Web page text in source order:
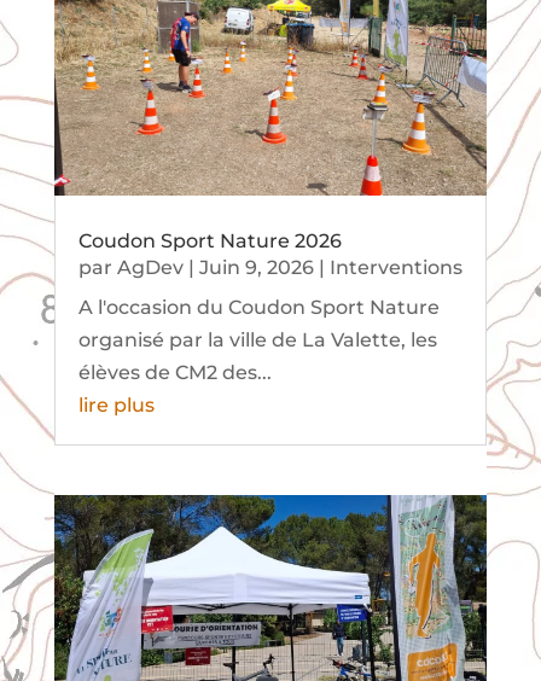
Coudon Sport Nature 2026
par AgDev| Juin 9, 2026| Interventions
A l'occasion du Coudon Sport Nature
organisé par la ville de La Valette, les
élèves de CM2 des...
lire plus